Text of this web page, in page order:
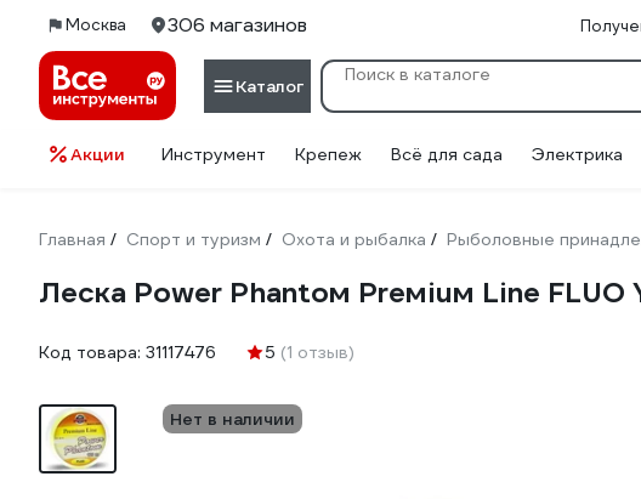
Москва 306 магазинов
Каталог
Акции Инструмент Крепеж Всё для сада Электрика
Главная / Спорт и туризм / Охота и рыбалка / Рыболовные
Леска Power Phantoм Preмiuм Line FLUO
Код товара: 31117476 5 (1 отзыв)
Нет в наличии